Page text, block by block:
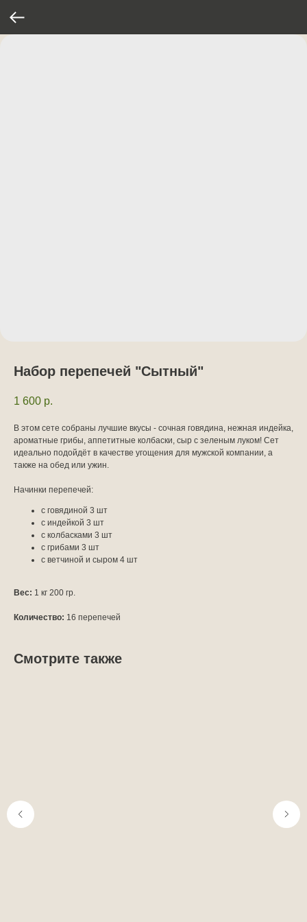
Набор перепечей "Сытный"
1 600 р.
В этом сете собраны лучшие вкусы - сочная говядина, нежная индейка,
ароматные грибы, аппетитные колбаски, сыр с зеленым луком! Сет
идеально подойдёт в качестве угощения для мужской компании, а
также на обед или ужин.
Начинки перепечей:
с говядиной 3 шт
с индейкой 3 шт
с колбасками 3 шт
с грибами 3 шт
с ветчиной и сыром 4 шт
Вес: 1 кг 200 гр.
Количество: 16 перепечей
Смотрите также